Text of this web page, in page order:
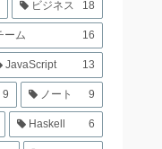
ビジネス 18
ーム 16
JavaScript 13
9 ノート 9
Haskell 6